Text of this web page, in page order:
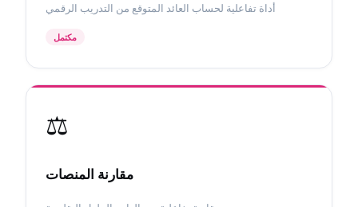
أداة تفاعلية لحساب العائد المتوقع من التدريب الرقمي
مكتمل
⚖️
مقارنة المنصات